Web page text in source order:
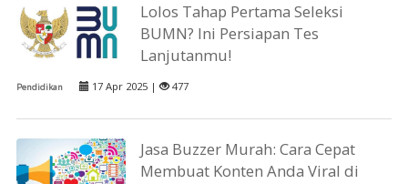
Lolos Tahap Pertama Seleksi
BUMN? Ini Persiapan Tes
Lanjutanmu!
Pendidikan 17 Apr 2025 | 477
Jasa Buzzer Murah: Cara Cepat
Membuat Konten Anda Viral di